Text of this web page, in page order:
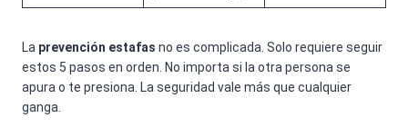
La prevención estafas no es complicada. Solo requiere seguir
estos 5 pasos en orden. No importa si la otra persona se
apura o te presiona. La seguridad vale más que cualquier
ganga.